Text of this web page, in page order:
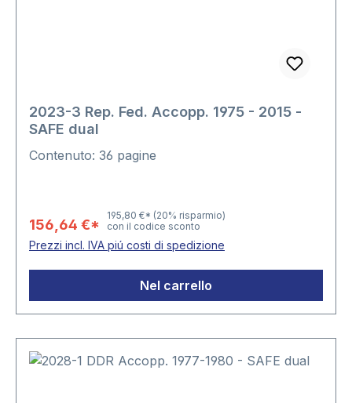
2023-3 Rep. Fed. Accopp. 1975 - 2015 -
SAFE dual
Contenuto: 36 pagine
156,64 €*
195,80 €* (20% risparmio)
con il codice sconto
Prezzi incl. IVA piú costi di spedizione
Nel carrello